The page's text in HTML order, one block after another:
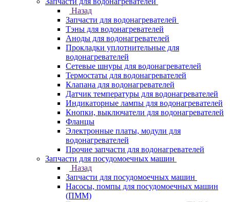
Назад
Запчасти для водонагревателей
Тэны для водонагревателей
Аноды для водонагревателей
Прокладки уплотнительные для
водонагревателей
Сетевые шнуры для водонагревателей
Термостаты для водонагревателей
Клапана для водонагревателей
Датчик температуры для водонагревателей
Индикаторные лампы для водонагревателей
Кнопки, выключатели для водонагревателей
Фланцы
Электронные платы, модули для
водонагревателей
Прочие запчасти для водонагревателей
Запчасти для посудомоечных машин
Назад
Запчасти для посудомоечных машин
Насосы, помпы для посудомоечных машин
(ПММ)